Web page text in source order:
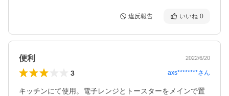
違反報告 いいね 0
便利 2022/6/20
3 axs********さん
キッチンにて使用。電子レンジとトースターをメインで置